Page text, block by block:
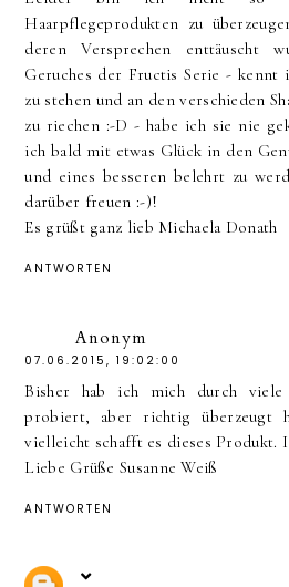
Haarpflegeprodukten zu
deren Versprechen enttäuscht
Geruches der Fructis Serie -
zu stehen und an den verschieden
zu riechen :-D - habe ich sie nie
ich bald mit etwas Glück in den
und eines besseren belehrt zu
darüber freuen :-)!
Es grüßt ganz lieb Michaela Donath
ANTWORTEN
Anonym
07.06.2015, 19:02:00
Bisher hab ich mich durch viele
probiert, aber richtig überzeugt
vielleicht schafft es dieses Produkt.
Liebe Grüße Susanne Weiß
ANTWORTEN